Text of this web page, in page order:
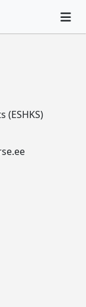
(ESHKS)